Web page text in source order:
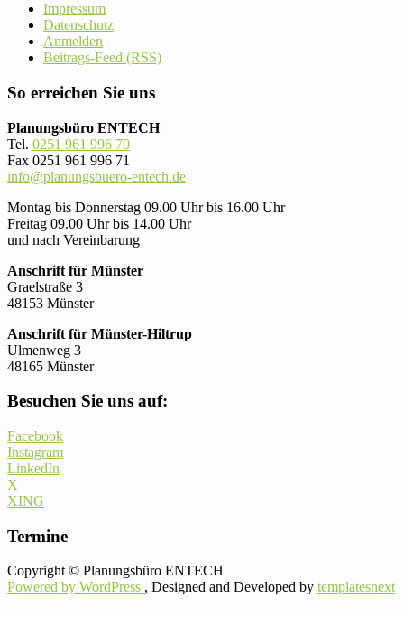
Impressum
Datenschutz
Anmelden
Beitrags-Feed (RSS)
So erreichen Sie uns
Planungsbüro ENTECH
Tel. 0251 961 996 70
Fax 0251 961 996 71
info@planungsbuero-entech.de
Montag bis Donnerstag 09.00 Uhr bis 16.00 Uhr
Freitag 09.00 Uhr bis 14.00 Uhr
und nach Vereinbarung
Anschrift für Münster
Graelstraße 3
48153 Münster
Anschrift für Münster-Hiltrup
Ulmenweg 3
48165 Münster
Besuchen Sie uns auf:
Facebook
Instagram
LinkedIn
X
XING
Termine
Copyright © Planungsbüro ENTECH
Powered by WordPress , Designed and Developed by templatesnext